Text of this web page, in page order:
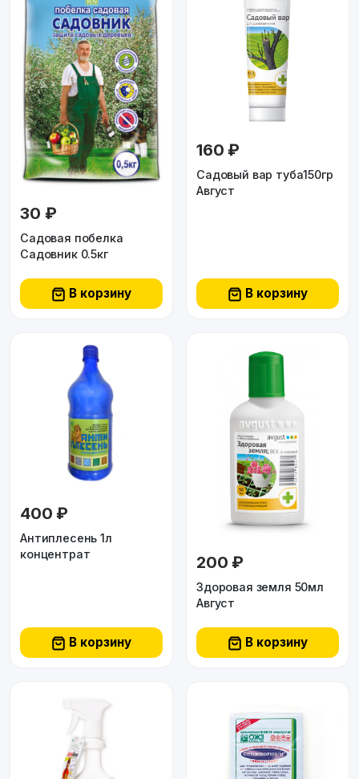
30 ₽
Садовая побелка
Садовник 0.5кг
В корзину
160 ₽
Садовый вар туба150гр
Август
В корзину
400 ₽
Антиплесень 1л
концентрат
В корзину
200 ₽
Здоровая земля 50мл
Август
В корзину